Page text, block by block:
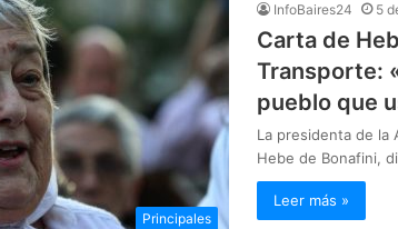
Principales
InfoBaires24 5
Carta de
Transporte:
pueblo que
La presidenta de la
Hebe de Bonafini,
Leer más »